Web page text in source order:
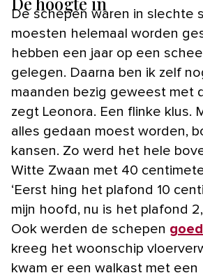
De schepen waren in slechte
moesten helemaal worden
hebben een jaar op een
gelegen. Daarna ben ik zelf
maanden bezig geweest met
zegt Leonora. Een flinke klus.
alles gedaan moest worden,
kansen. Zo werd het hele
Witte Zwaan met 40
‘Eerst hing het plafond 10
mijn hoofd, nu is het plafond
Ook werden de schepen
kreeg het woonschip
kwam er een walkast met een